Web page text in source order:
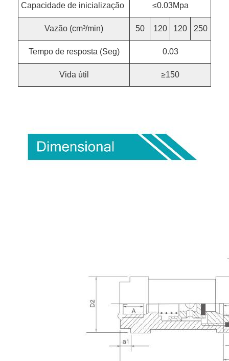
Capacidade de inicialização ≤0.03Mpa
Vazão (cm³/min) 50 120 120 250
Tempo de resposta (Seg) 0.03
Vida útil ≥150